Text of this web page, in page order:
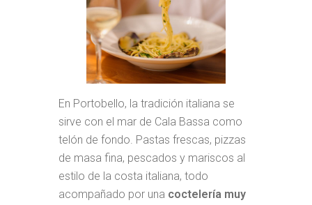
En Portobello, la tradición italiana se
sirve con el mar de Cala Bassa como
telón de fondo. Pastas frescas, pizzas
de masa fina, pescados y mariscos al
estilo de la costa italiana, todo
acompañado por una coctelería muy